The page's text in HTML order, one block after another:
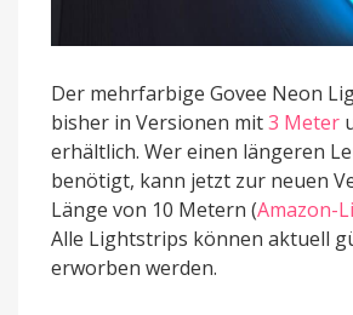
Der mehrfarbige Govee Neon
bisher in Versionen mit3 Meter
erhältlich. Wer einen längeren
benötigt, kann jetzt zur neuen
Länge von 10 Metern (Amazon-
Alle Lightstrips können aktuell
erworben werden.